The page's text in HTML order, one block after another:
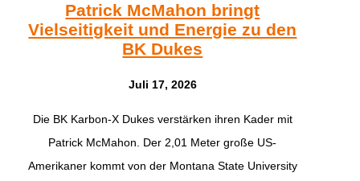
Patrick McMahon bringt
Vielseitigkeit und Energie zu den
BK Dukes
Juli 17, 2026
Die BK Karbon-X Dukes verstärken ihren Kader mit
Patrick McMahon. Der 2,01 Meter große US-
Amerikaner kommt von der Montana State University